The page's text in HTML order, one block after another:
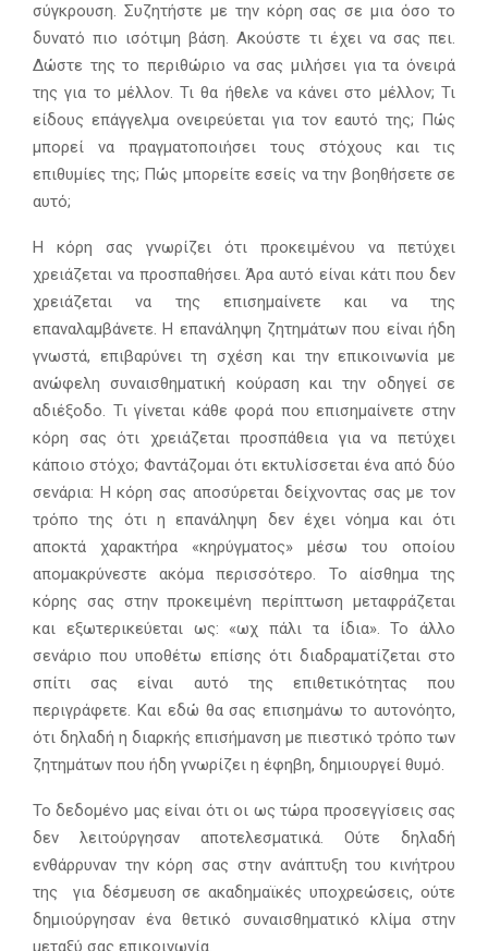
σύγκρουση. Συζητήστε με την κόρη σας σε μια όσο το
δυνατό πιο ισότιμη βάση. Ακούστε τι έχει να σας πει.
Δώστε της το περιθώριο να σας μιλήσει για τα όνειρά
της για το μέλλον. Τι θα ήθελε να κάνει στο μέλλον; Τι
είδους επάγγελμα ονειρεύεται για τον εαυτό της; Πώς
μπορεί να πραγματοποιήσει τους στόχους και τις
επιθυμίες της; Πώς μπορείτε εσείς να την βοηθήσετε σε
αυτό;
Η κόρη σας γνωρίζει ότι προκειμένου να πετύχει
χρειάζεται να προσπαθήσει. Άρα αυτό είναι κάτι που δεν
χρειάζεται να της επισημαίνετε και να της
επαναλαμβάνετε. Η επανάληψη ζητημάτων που είναι ήδη
γνωστά, επιβαρύνει τη σχέση και την επικοινωνία με
ανώφελη συναισθηματική κούραση και την οδηγεί σε
αδιέξοδο. Τι γίνεται κάθε φορά που επισημαίνετε στην
κόρη σας ότι χρειάζεται προσπάθεια για να πετύχει
κάποιο στόχο; Φαντάζομαι ότι εκτυλίσσεται ένα από δύο
σενάρια: Η κόρη σας αποσύρεται δείχνοντας σας με τον
τρόπο της ότι η επανάληψη δεν έχει νόημα και ότι
αποκτά χαρακτήρα «κηρύγματος» μέσω του οποίου
απομακρύνεστε ακόμα περισσότερο. Το αίσθημα της
κόρης σας στην προκειμένη περίπτωση μεταφράζεται
και εξωτερικεύεται ως: «ωχ πάλι τα ίδια». Το άλλο
σενάριο που υποθέτω επίσης ότι διαδραματίζεται στο
σπίτι σας είναι αυτό της επιθετικότητας που
περιγράφετε. Και εδώ θα σας επισημάνω το αυτονόητο,
ότι δηλαδή η διαρκής επισήμανση με πιεστικό τρόπο των
ζητημάτων που ήδη γνωρίζει η έφηβη, δημιουργεί θυμό.
Το δεδομένο μας είναι ότι οι ως τώρα προσεγγίσεις σας
δεν λειτούργησαν αποτελεσματικά. Ούτε δηλαδή
ενθάρρυναν την κόρη σας στην ανάπτυξη του κινήτρου
της για δέσμευση σε ακαδημαϊκές υποχρεώσεις, ούτε
δημιούργησαν ένα θετικό συναισθηματικό κλίμα στην